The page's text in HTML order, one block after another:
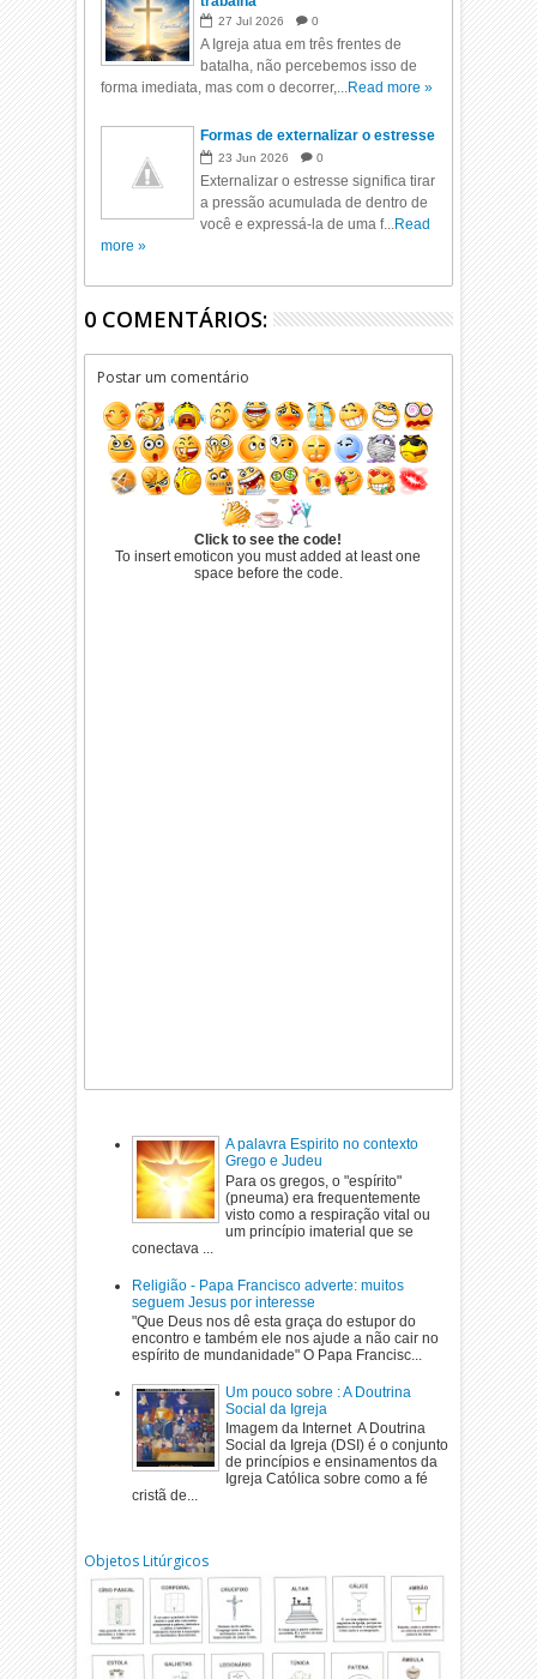
27 Jul 2026 0
A Igreja atua em três frentes de
batalha, não percebemos isso de
forma imediata, mas com o decorrer,...Read more »
Formas de externalizar o estresse
23 Jun 2026 0
Externalizar o estresse significa tirar
a pressão acumulada de dentro de
você e expressá-la de uma f...Read
more »
0 COMENTÁRIOS:
Postar um comentário
Click to see the code!
To insert emoticon you must added at least one
space before the code.
A palavra Espirito no contexto
Grego e Judeu
Para os gregos, o "espírito"
(pneuma) era frequentemente
visto como a respiração vital ou
um princípio imaterial que se
conectava ...
Religião - Papa Francisco adverte: muitos
seguem Jesus por interesse
"Que Deus nos dê esta graça do estupor do
encontro e também ele nos ajude a não cair no
espírito de mundanidade" O Papa Francisc...
Um pouco sobre : A Doutrina
Social da Igreja
Imagem da Internet A Doutrina
Social da Igreja (DSI) é o conjunto
de princípios e ensinamentos da
Igreja Católica sobre como a fé
cristã de...
Objetos Litúrgicos